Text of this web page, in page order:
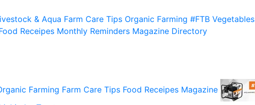
& Aqua Farm Care Tips Organic Farming #FTB Vegetables
Receipes Monthly Reminders Magazine Directory
Farming Farm Care Tips Food Receipes Magazine